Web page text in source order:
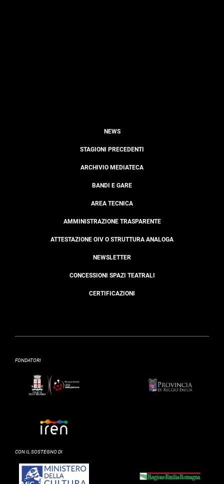
NEWS
STAGIONI PRECEDENTI
ARCHIVIO MEDIATECA
BANDI E GARE
AREA TECNICA
AMMINISTRAZIONE TRASPARENTE
ATTESTAZIONE OIV O STRUTTURA ANALOGA
NEWSLETTER
CONCESSIONI SPAZI TEATRALI
CERTIFICAZIONI
FONDATORI
CON IL SOSTEGNO DI